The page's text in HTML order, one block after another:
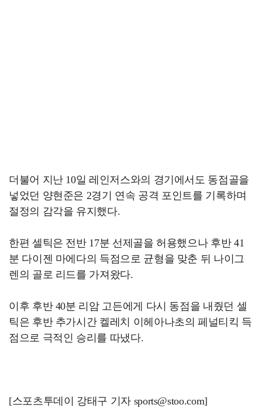
더불어 지난 10일 레인저스와의 경기에서도 동점골을
넣었던 양현준은 2경기 연속 공격 포인트를 기록하며
절정의 감각을 유지했다.
한편 셀틱은 전반 17분 선제골을 허용했으나 후반 41
분 다이젠 마에다의 득점으로 균형을 맞춘 뒤 나이그
렌의 골로 리드를 가져왔다.
이후 후반 40분 리암 고든에게 다시 동점을 내줬던 셀
틱은 후반 추가시간 켈레치 이헤아나초의 페널티킥 득
점으로 극적인 승리를 따냈다.
[스포츠투데이 강태구 기자 sports@stoo.com]